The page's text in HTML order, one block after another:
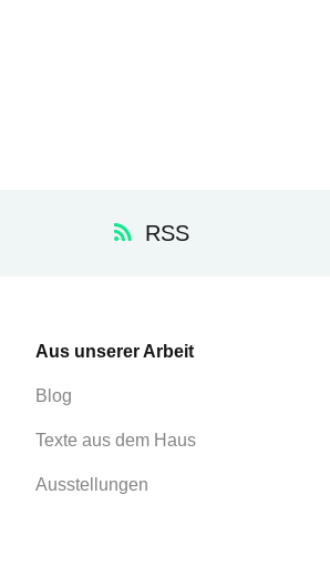
RSS
Aus unserer Arbeit
Blog
Texte aus dem Haus
Ausstellungen